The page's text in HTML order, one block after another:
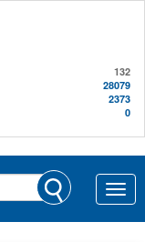
132
28079
2373
0
Toggle